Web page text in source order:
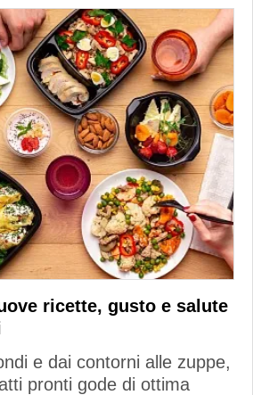
ricette, gusto e salute
e dai contorni alle zuppe,
pronti gode di ottima